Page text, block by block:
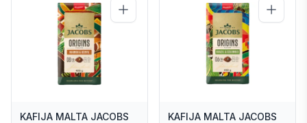
KAFIJA MALTA JACOBS
KAFIJA MALTA JACOBS